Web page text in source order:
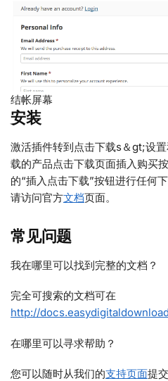
结帐屏幕
安装
激活插件转到点击下载s＆gt;设
载的产品点击下载页面插入购买
的“插入点击下载”按钮进行任何
请访问官方文档页面。
常见问题
我在哪里可以找到完整的文档？
完全可搜索的文档可在
http://
在哪里可以寻求帮助？
您可以随时从我们的支持页面提